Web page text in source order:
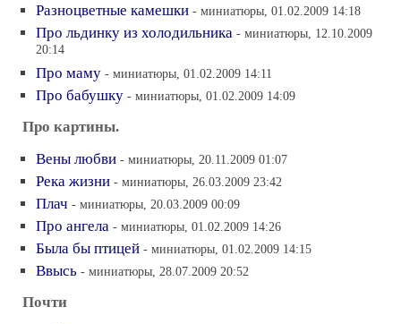
Разноцветные камешки - миниатюры, 01.02.2009 14:18
Про льдинку из холодильника - миниатюры, 12.10.2009
20:14
Про маму - миниатюры, 01.02.2009 14:11
Про бабушку - миниатюры, 01.02.2009 14:09
Про картины.
Вены любви - миниатюры, 20.11.2009 01:07
Река жизни - миниатюры, 26.03.2009 23:42
Плач - миниатюры, 20.03.2009 00:09
Про ангела - миниатюры, 01.02.2009 14:26
Была бы птицей - миниатюры, 01.02.2009 14:15
Ввысь - миниатюры, 28.07.2009 20:52
Почти